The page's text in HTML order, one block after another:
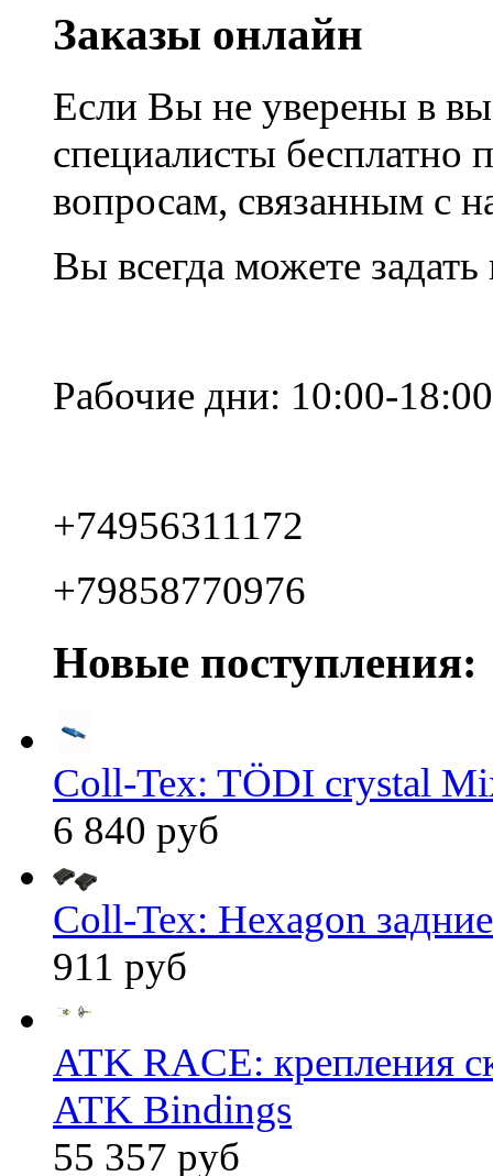
Заказы онлайн
Если Вы не уверены в
специалисты
вопросам, связанным с
Вы всегда можете
Рабочие дни: 10:00-18:00
+74956311172
+79858770976
Новые поступления:
Coll-Tex: TÖDI crystal
6 840 руб
Coll-Tex: Hexagon
911 руб
ATK RACE: крепления
ATK Bindings
55 357 руб